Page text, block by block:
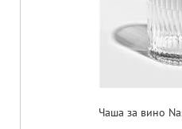
Чаша за вино